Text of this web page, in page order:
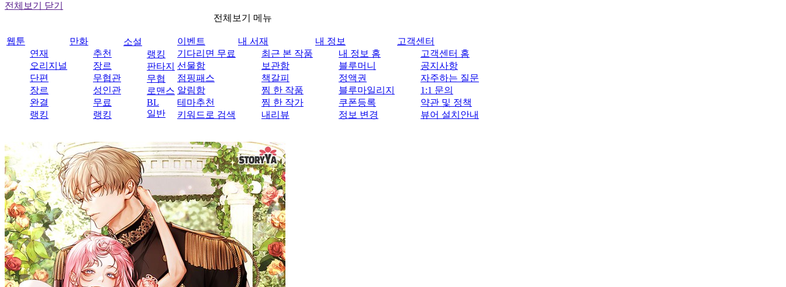
전체보기 닫기
전체보기 메뉴
웹툰
연재
오리지널
단편
장르
완결
랭킹
만화
추천
장르
무협관
성인관
무료
랭킹
소설
랭킹
판타지
무협
로맨스
BL
일반
이벤트
기다리면 무료
선물함
점핑패스
알림함
테마추천
키워드로 검색
내 서재
최근 본 작품
보관함
책갈피
찜 한 작품
찜 한 작가
내리뷰
내 정보
내 정보 홈
블루머니
정액권
블루마일리지
쿠폰등록
정보 변경
고객센터
고객센터 홈
공지사항
자주하는 질문
1:1 문의
약관 및 정책
뷰어 설치안내